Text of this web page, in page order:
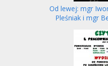
Od lewej: mgr
Pleśniak i mgr